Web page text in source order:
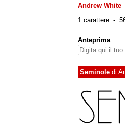
Andrew White
1 carattere -
Anteprima
Seminole di